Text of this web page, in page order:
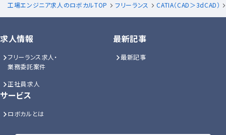
工場エンジニア求人のロボカルTOP フリーランス CATIA（CAD＞3dCAD）
求人情報
フリーランス求人・
業務委託案件
正社員求人
最新記事
最新記事
サービス
ロボカルとは